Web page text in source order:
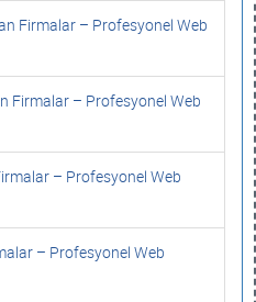
Firmalar – Profesyonel Web
Firmalar – Profesyonel Web
– Profesyonel Web
– Profesyonel Web